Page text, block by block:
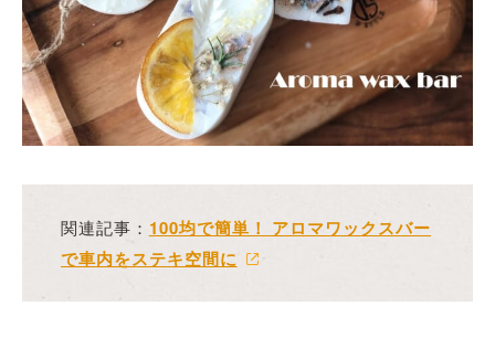
関連記事： 100均で簡単！ アロマワックスバー
で車内をステキ空間に